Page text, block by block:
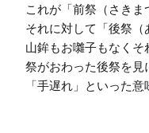
これが「前祭（さきま
それに対して「後祭（
山鉾もお囃子もなく
祭がおわった後祭を見
「手遅れ」といった